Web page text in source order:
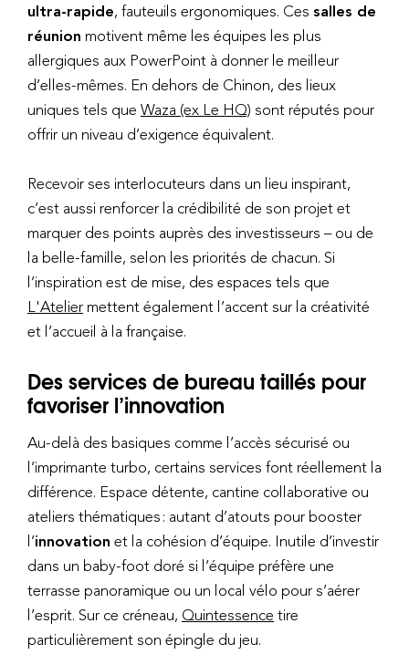
ultra-rapide, fauteuils ergonomiques. Ces salles de
réunion motivent même les équipes les plus
allergiques aux PowerPoint à donner le meilleur
d’elles-mêmes. En dehors de Chinon, des lieux
uniques tels que Waza (ex Le HQ) sont réputés pour
offrir un niveau d’exigence équivalent.
Recevoir ses interlocuteurs dans un lieu inspirant,
c’est aussi renforcer la crédibilité de son projet et
marquer des points auprès des investisseurs – ou de
la belle-famille, selon les priorités de chacun. Si
l’inspiration est de mise, des espaces tels que
L'Atelier mettent également l’accent sur la créativité
et l’accueil à la française.
Des services de bureau taillés pour
favoriser l’innovation
Au-delà des basiques comme l’accès sécurisé ou
l’imprimante turbo, certains services font réellement la
différence. Espace détente, cantine collaborative ou
ateliers thématiques : autant d’atouts pour booster
l’innovation et la cohésion d’équipe. Inutile d’investir
dans un baby-foot doré si l’équipe préfère une
terrasse panoramique ou un local vélo pour s’aérer
l’esprit. Sur ce créneau, Quintessence tire
particulièrement son épingle du jeu.